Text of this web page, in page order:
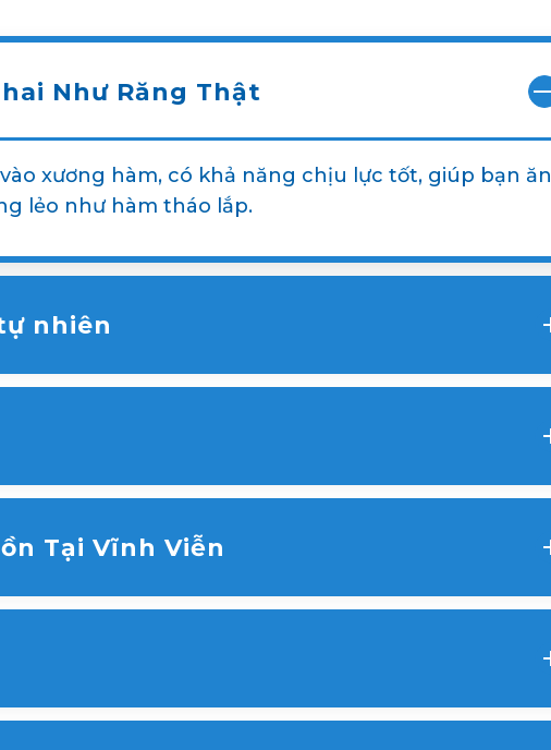
Như Răng Thật
xương hàm, có khả năng chịu lực tốt, giúp bạn ăn
lẻo như hàm tháo lắp.
nhiên
biệt về hình dáng, kích thước và màu sắc sao cho hài
bảo tồn nguyên vẹn, không bị xâm lấn, giúp duy trì
Tại Vĩnh Viễn
bền và tương thích sinh học cao, trụ Implant mang lại
đại và tay nghề của bác sĩ, tỷ lệ thành công của các